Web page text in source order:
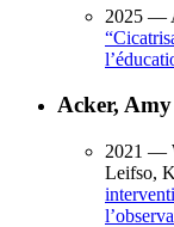
2025 —
“
Acker, Amy
2021 —
Leifso,